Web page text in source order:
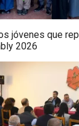
jóvenes que
2026